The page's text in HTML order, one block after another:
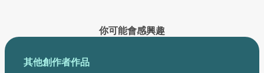
你可能會感興趣
其他創作者作品